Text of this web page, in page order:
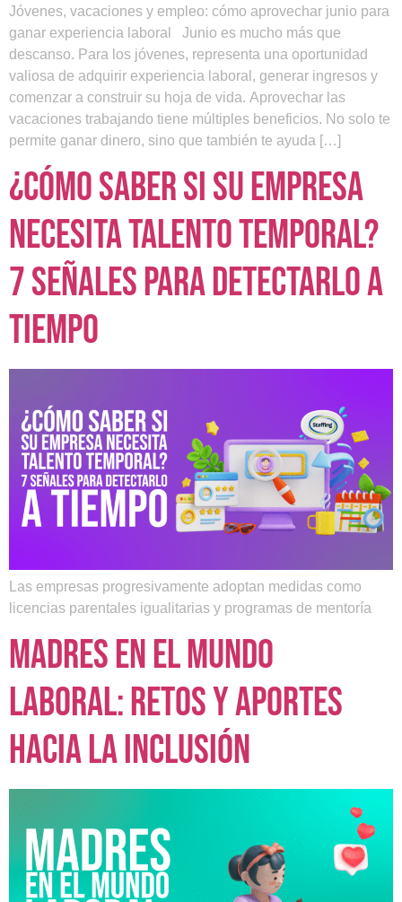
Jóvenes, vacaciones y empleo: cómo aprovechar junio para
ganar experiencia laboral Junio es mucho más que
descanso. Para los jóvenes, representa una oportunidad
valiosa de adquirir experiencia laboral, generar ingresos y
comenzar a construir su hoja de vida. Aprovechar las
vacaciones trabajando tiene múltiples beneficios. No solo te
permite ganar dinero, sino que también te ayuda […]
¿Cómo saber si su empresa
necesita talento temporal?
7 señales para detectarlo a
tiempo
Las empresas progresivamente adoptan medidas como
licencias parentales igualitarias y programas de mentoría
Madres en el mundo
laboral: retos y aportes
hacia la inclusión